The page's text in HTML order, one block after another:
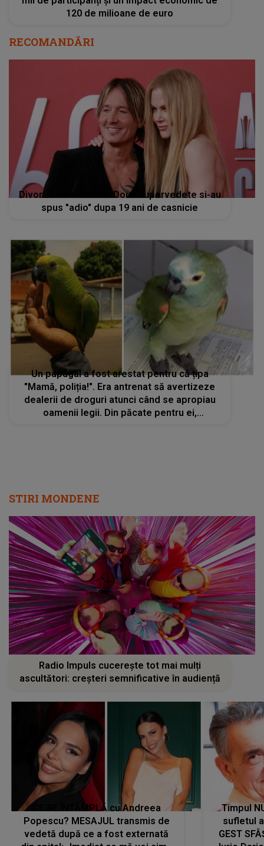
120 de milioane de euro
RECOMANDĂRI
Divortul momentului! Doua supervedete si-au
spus "adio" dupa 19 ani de casnicie
Un papagal a fost arestat pentru că țipa
"Mamă, poliția!". Era antrenat să avertizeze
dealerii de droguri atunci când se apropiau
oamenii legii. Din păcate pentru ei,
STIRI MONDENE
Radio Impuls cucerește tot mai mulți
ascultători: creșteri semnificative în audiență
CE SE ÎNTÂMPLĂ cu Andreea
Popescu? MESAJUL transmis de
vedetă după ce a fost externată
Timpul
sufletul
GEST